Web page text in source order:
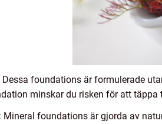
foundations är formulerade
minskar du risken för att
foundations är gjorda av